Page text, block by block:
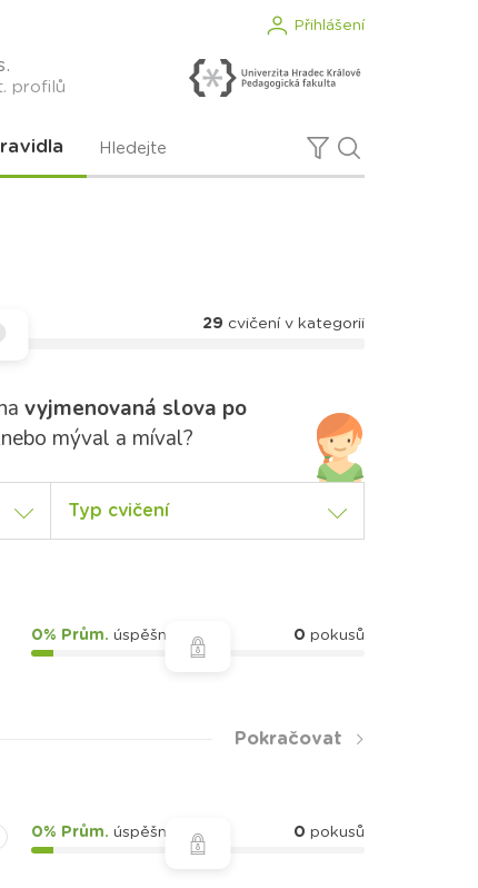
Přihlášení
profilů
29 cvičení v kategorii
vyjmenovaná slova po
mýval a míval?
Typ cvičení
0% Prům. úspěšnost 0 pokusů
Pokračovat
0% Prům. úspěšnost 0 pokusů